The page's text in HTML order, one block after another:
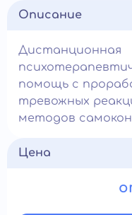
Описание
Дистанционная
помощь с
тревожных
методов
Цена